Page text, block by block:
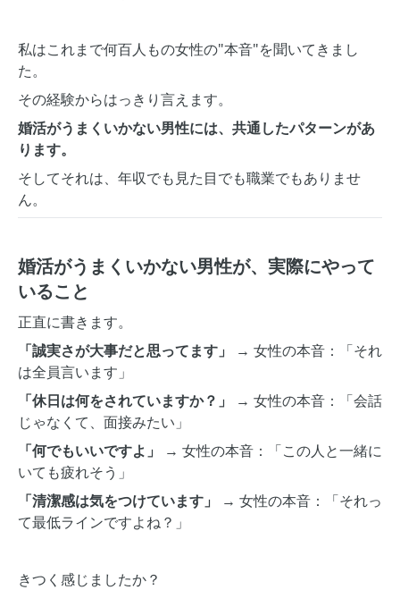
私はこれまで何百人もの女性の"本音"を聞いてきまし
た。
その経験からはっきり言えます。
婚活がうまくいかない男性には、共通したパターンがあ
ります。
そしてそれは、年収でも見た目でも職業でもありませ
ん。
婚活がうまくいかない男性が、実際にやって
いること
正直に書きます。
「誠実さが大事だと思ってます」
→ 女性の本音：「それ
は全員言います」
「休日は何をされていますか？」
→ 女性の本音：「会話
じゃなくて、面接みたい」
「何でもいいですよ」
→ 女性の本音：「この人と一緒に
いても疲れそう」
「清潔感は気をつけています」
→ 女性の本音：「それっ
て最低ラインですよね？」
きつく感じましたか？